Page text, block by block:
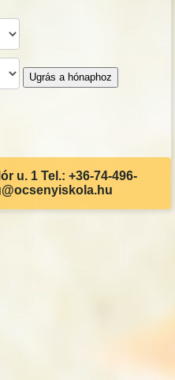
Ugrás a hónaphoz
u. 1 Tel.: +36-74-496-